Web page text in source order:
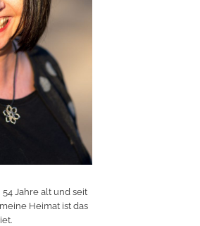
Jahre alt und seit
Heimat ist das